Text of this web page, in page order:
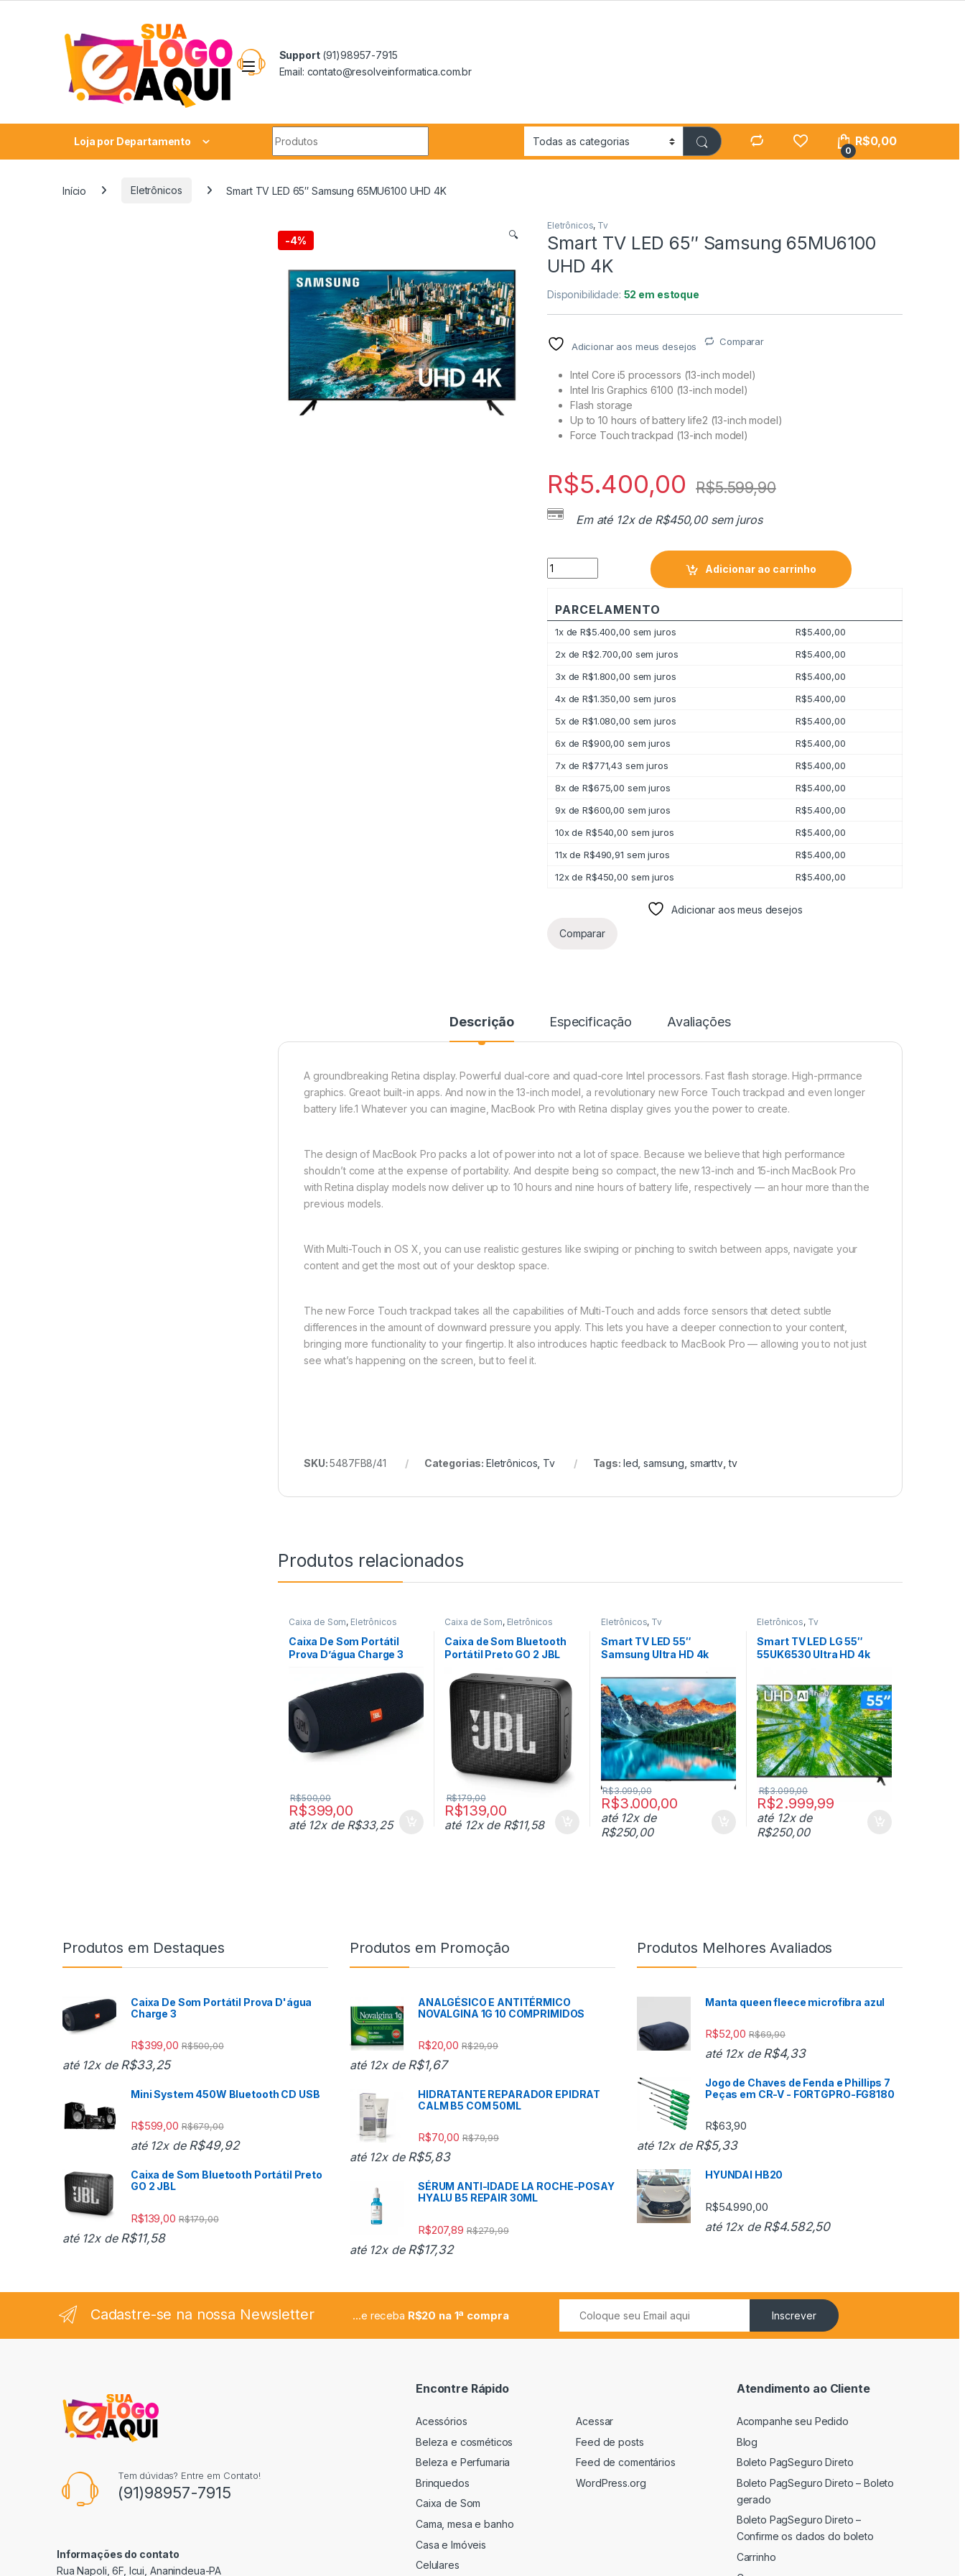
Support(91)98957-7915
Email: contato@resolveinformatica.com.br
Loja por Departamento
0
R$0,00
Início Eletrônicos Smart TV LED 65″ Samsung 65MU6100 UHD 4K
-4% 🔍
Eletrônicos, Tv
Smart TV LED 65″ Samsung 65MU6100
UHD 4K
Disponibilidade: 52 em estoque
Adicionar aos meus desejos Comparar
Intel Core i5 processors (13-inch model)
Intel Iris Graphics 6100 (13-inch model)
Flash storage
Up to 10 hours of battery life2 (13-inch model)
Force Touch trackpad (13-inch model)
R$5.400,00 R$5.599,90
Em até 12x de R$450,00sem juros
Smart TV LED 65" Samsung 65MU6100 UHD 4K quantity
Adicionar ao carrinho
PARCELAMENTO
1x deR$5.400,00 sem juros R$5.400,00
2x deR$2.700,00 sem juros R$5.400,00
3x deR$1.800,00 sem juros R$5.400,00
4x deR$1.350,00 sem juros R$5.400,00
5x deR$1.080,00 sem juros R$5.400,00
6x deR$900,00 sem juros R$5.400,00
7x deR$771,43 sem juros R$5.400,00
8x deR$675,00 sem juros R$5.400,00
9x deR$600,00 sem juros R$5.400,00
10x deR$540,00 sem juros R$5.400,00
11x deR$490,91 sem juros R$5.400,00
12x deR$450,00 sem juros R$5.400,00
Adicionar aos meus desejos
Comparar
Descrição Especificação Avaliações
A groundbreaking Retina display. Powerful dual-core and quad-core Intel processors. Fast flash storage. High-prrmance
graphics. Greaot built-in apps. And now in the 13-inch model, a revolutionary new Force Touch trackpad and even longer
battery life.1 Whatever you can imagine, MacBook Pro with Retina display gives you the power to create.
The design of MacBook Pro packs a lot of power into not a lot of space. Because we believe that high performance
shouldn’t come at the expense of portability. And despite being so compact, the new 13-inch and 15-inch MacBook Pro
with Retina display models now deliver up to 10 hours and nine hours of battery life, respectively — an hour more than the
previous models.
With Multi-Touch in OS X, you can use realistic gestures like swiping or pinching to switch between apps, navigate your
content and get the most out of your desktop space.
The new Force Touch trackpad takes all the capabilities of Multi-Touch and adds force sensors that detect subtle
differences in the amount of downward pressure you apply. This lets you have a deeper connection to your content,
bringing more functionality to your fingertip. It also introduces haptic feedback to MacBook Pro — allowing you to not just
see what’s happening on the screen, but to feel it.
SKU:5487FB8/41 Categorias: Eletrônicos Tv Tags: led ,samsung smarttv,tv
Produtos relacionados
Caixa de Som, Eletrônicos
Caixa De Som Portátil
Prova D’água Charge 3
R$399,00
R$500,00
até 12x de R$33,25
Caixa de Som, Eletrônicos
Caixa de Som Bluetooth
Portátil Preto GO 2 JBL
R$139,00
R$179,00
até 12x de R$11,58
Eletrônicos, Tv
Smart TV LED 55″
Samsung Ultra HD 4k
R$3.000,00
R$3.099,00
até 12x de
R$250,00
Eletrônicos, Tv
Smart TV LED LG 55″
55UK6530 Ultra HD 4k
R$2.999,99
R$3.099,00
até 12x de
R$250,00
Produtos em Destaques
Caixa De Som Portátil Prova D'água
Charge 3
R$399,00 R$500,00
até 12x de R$33,25
Mini System 450W Bluetooth CD USB
R$599,00 R$679,00
até 12x de R$49,92
Caixa de Som Bluetooth Portátil Preto
GO 2 JBL
R$139,00 R$179,00
até 12x de R$11,58
Produtos em Promoção
ANALGÉSICO E ANTITÉRMICO
NOVALGINA 1G 10 COMPRIMIDOS
R$20,00 R$29,99
até 12x de R$1,67
HIDRATANTE REPARADOR EPIDRAT
CALM B5 COM 50ML
R$70,00 R$79,99
até 12x de R$5,83
SÉRUM ANTI-IDADE LA ROCHE-POSAY
HYALU B5 REPAIR 30ML
R$207,89 R$279,99
até 12x de R$17,32
Produtos Melhores Avaliados
Manta queen fleece microfibra azul
R$52,00 R$69,90
até 12x de R$4,33
Jogo de Chaves de Fenda e Phillips 7
Peças em CR-V - FORTGPRO-FG8180
R$63,90
até 12x de R$5,33
HYUNDAI HB20
R$54.990,00
até 12x de R$4.582,50
Cadastre-se na nossa Newsletter ...e receba R$20 na 1ª compra Inscrever
Tem dúvidas? Entre em Contato!
(91)98957-7915
Informações do contato
Rua Napoli, 6F, Icui, Ananindeua-PA
Encontre Rápido
Acessórios
Beleza e cosméticos
Beleza e Perfumaria
Brinquedos
Caixa de Som
Cama, mesa e banho
Casa e Imóveis
Celulares
Acessar
Feed de posts
Feed de comentários
WordPress.org
Atendimento ao Cliente
Acompanhe seu Pedido
Blog
Boleto PagSeguro Direto
Boleto PagSeguro Direto – Boleto
gerado
Boleto PagSeguro Direto –
Confirme os dados do boleto
Carrinho